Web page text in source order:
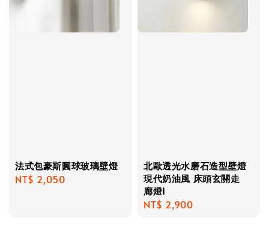
法式包豪斯圓球玻璃壁燈
Regular
NT$ 2,050
北歐透光水磨石造型壁燈
現代奶油風 床頭玄關走
廊燈I
Regular
NT$ 2,900